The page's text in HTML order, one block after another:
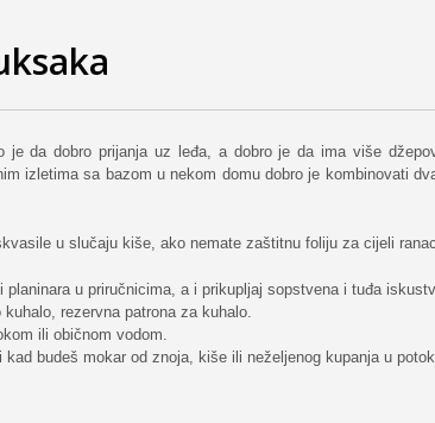
je da dobro prijanja uz leđa, a dobro je da ima više
izletima sa bazom u nekom domu dobro je kombinovati
u slučaju kiše, ako nemate zaštitnu foliju za cijeli
u priručnicima, a i prikupljaj sopstvena i tuđa
rezervna patrona za kuhalo.
ili običnom vodom.
budeš mokar od znoja, kiše ili neželjenog kupanja u